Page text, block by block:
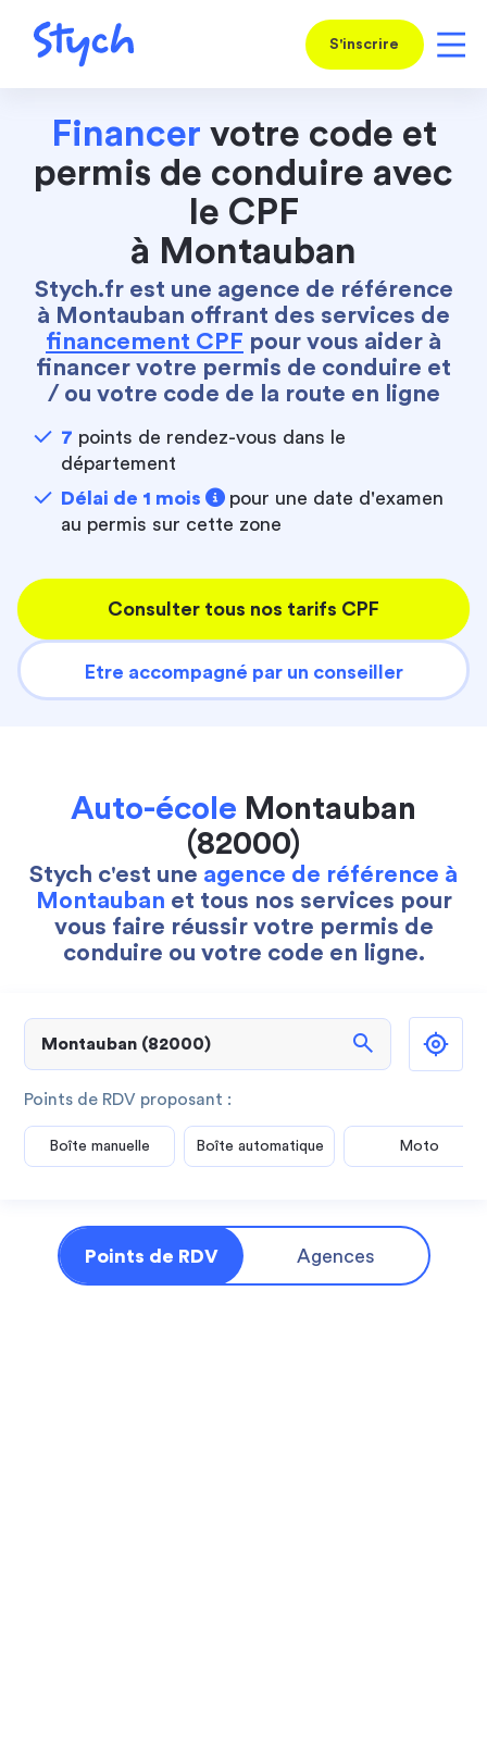
S'inscrire
Financer votre code et
permis de conduire avec
le CPF
à Montauban
Stych.fr est une agence de référence
à Montauban offrant des services de
financement CPF pour vous aider à
financer votre permis de conduire et
/ ou votre code de la route en ligne
7 points de rendez-vous dans le
département
Délai de 1 mois
pour une date d'examen
au permis sur cette zone
Consulter tous nos tarifs CPF
Etre accompagné par un conseiller
Auto-école Montauban
(82000)
Stych c'est une agence de référence à
Montauban et tous nos services pour
vous faire réussir votre permis de
conduire ou votre code en ligne.
search
Points de RDV proposant :
Boîte manuelle Boîte automatique Moto
Points de RDV Agences